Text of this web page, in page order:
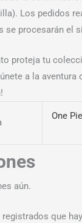
Los pedidos
se procesarán el
proteja tu
a la aventura
One
aún.
que